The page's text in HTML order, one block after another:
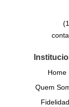
Home
Quem